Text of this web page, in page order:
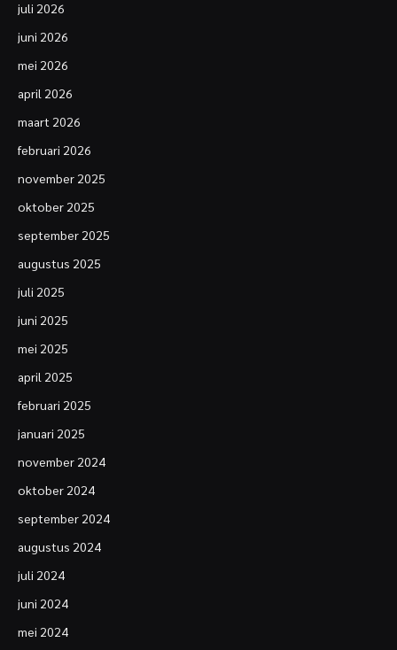
juli 2026
juni 2026
mei 2026
april 2026
maart 2026
februari 2026
november 2025
oktober 2025
september 2025
augustus 2025
juli 2025
juni 2025
mei 2025
april 2025
februari 2025
januari 2025
november 2024
oktober 2024
september 2024
augustus 2024
juli 2024
juni 2024
mei 2024